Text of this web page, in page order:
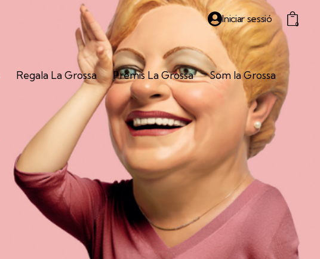
Iniciar sessió 0
Regala La Grossa Premis La Grossa Som la Grossa